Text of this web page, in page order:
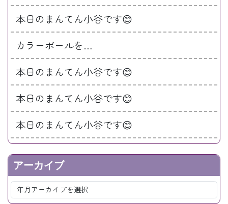
本日のまんてん小谷です😊
カラーボールを…
本日のまんてん小谷です😊
本日のまんてん小谷です😊
本日のまんてん小谷です😊
アーカイブ